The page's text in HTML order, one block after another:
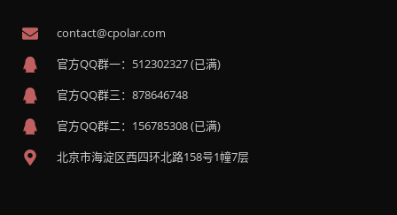
contact@cpolar.com
官方QQ群一：512302327 (已满)
官方QQ群三：878646748
官方QQ群二：156785308 (已满)
北京市海淀区西四环北路158号1幢7层